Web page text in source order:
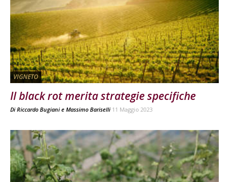
VIGNETO
Il black rot merita strategie specifiche
Di Riccardo Bugiani e Massimo Bariselli 11 Maggio 2023